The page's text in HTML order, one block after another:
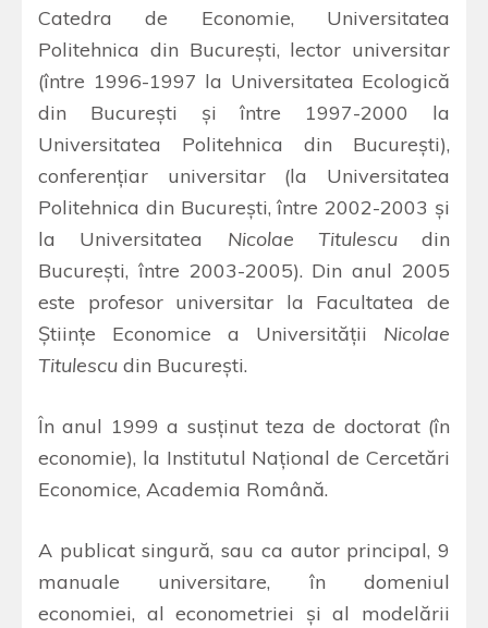
Catedra de Economie, Universitatea
Politehnica din Bucureşti, lector universitar
(între 1996-1997 la Universitatea Ecologică
din Bucureşti şi între 1997-2000 la
Universitatea Politehnica din Bucureşti),
conferenţiar universitar (la Universitatea
Politehnica din Bucureşti, între 2002-2003 şi
la Universitatea Nicolae Titulescudin
Bucureşti, între 2003-2005). Din anul 2005
este profesor universitar la Facultatea de
Ştiinţe Economice a Universităţii Nicolae
Titulescu din Bucureşti.
În anul 1999 a susţinut teza de doctorat (în
economie), la Institutul Naţional de Cercetări
Economice, Academia Română.
A publicat singură, sau ca autor principal, 9
manuale universitare, în domeniul
economiei, al econometriei şi al modelării